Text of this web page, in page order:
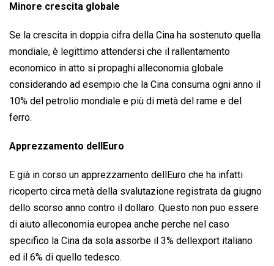
k
p
n
Minore crescita globale
Se la crescita in doppia cifra della Cina ha sostenuto quella
mondiale, è legittimo attendersi che il rallentamento
economico in atto si propaghi alleconomia globale
considerando ad esempio che la Cina consuma ogni anno il
10% del petrolio mondiale e più di metà del rame e del
ferro.
Apprezzamento dellEuro
E già in corso un apprezzamento dellEuro che ha infatti
ricoperto circa metà della svalutazione registrata da giugno
dello scorso anno contro il dollaro. Questo non puo essere
di aiuto alleconomia europea anche perche nel caso
specifico la Cina da sola assorbe il 3% dellexport italiano
ed il 6% di quello tedesco.